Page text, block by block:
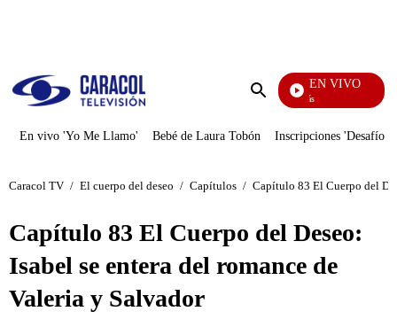
Enviar
EN VIVO
También Caerás
En vivo 'Yo Me Llamo' Bebé de Laura Tobón Inscripciones 'Desafío'
Caracol TV / El cuerpo del deseo / Capítulos / Capítulo 83 El Cuerpo del
Capítulo 83 El Cuerpo del Deseo:
Isabel se entera del romance de
Valeria y Salvador